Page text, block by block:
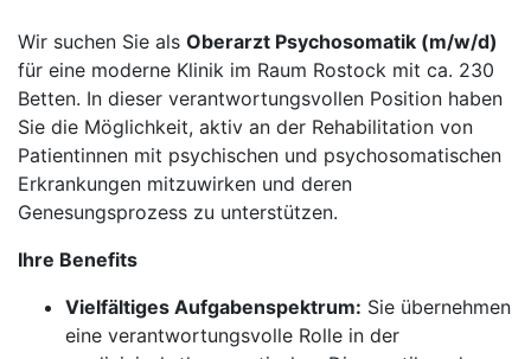
Wir suchen Sie als Oberarzt Psychosomatik (m/w/d)
für eine moderne Klinik im Raum Rostock mit ca. 230
Betten. In dieser verantwortungsvollen Position haben
Sie die Möglichkeit, aktiv an der Rehabilitation von
Patientinnen mit psychischen und psychosomatischen
Erkrankungen mitzuwirken und deren
Genesungsprozess zu unterstützen.
Ihre Benefits
Vielfältiges Aufgabenspektrum: Sie übernehmen
eine verantwortungsvolle Rolle in der